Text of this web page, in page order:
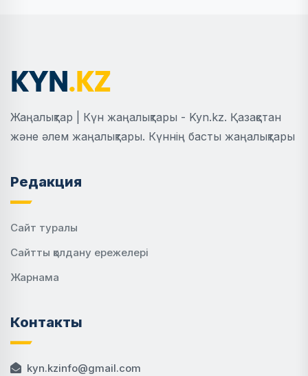
Жаңалықтар | Күн жаңалықтары - Kyn.kz. Қазақстан
және әлем жаңалықтары. Күннің басты жаңалықтары
Редакция
Сайт туралы
Сайтты қолдану ережелері
Жарнама
Контакты
kyn.kzinfo@gmail.com